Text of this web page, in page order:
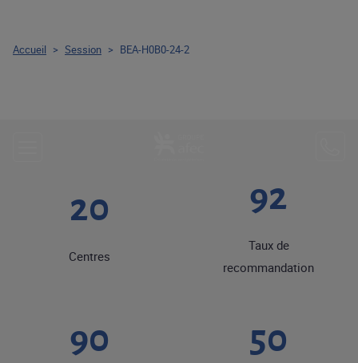
20
Centres
92
Taux de
recommandation
90 50
Accueil > Session > BEA-H0B0-24-2